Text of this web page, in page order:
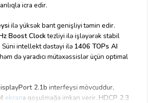
icra edir.
ilə yüksək bant genişliyi təmin edir.
Boost Clocktezliyi ilə işləyərək stabil
Süni intellekt dəstəyi ilə 1406 TOPs AI
də yaradıcı mütəxəssislər üçün optimal
2.1b interfeysi mövcuddur,
ekrana qoşulmağa imkan verir. HDCP 2.3